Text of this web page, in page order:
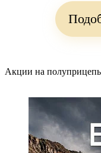
Акции на